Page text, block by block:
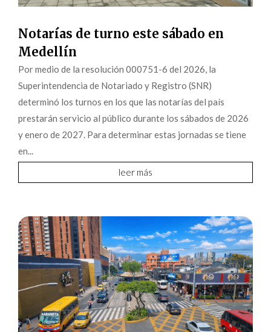
Notarías de turno este sábado en
Medellín
Por medio de la resolución 000751-6 del 2026, la
Superintendencia de Notariado y Registro (SNR)
determinó los turnos en los que las notarías del país
prestarán servicio al público durante los sábados de 2026
y enero de 2027. Para determinar estas jornadas se tiene
en...
leer más